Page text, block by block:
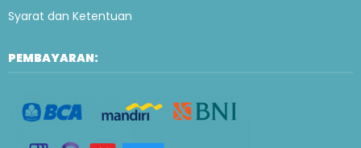
Syarat dan Ketentuan
PEMBAYARAN: